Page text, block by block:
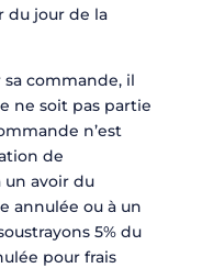
du jour de la
commande, il
ne soit pas partie
n’est
de
un avoir du
annulée ou à un
5% du
pour frais